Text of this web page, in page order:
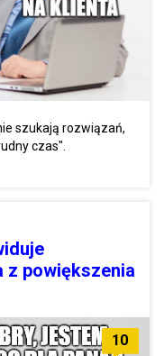
szukają rozwiązań,
czas".
z powiększenia
10